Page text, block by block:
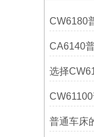
选择
普通车床